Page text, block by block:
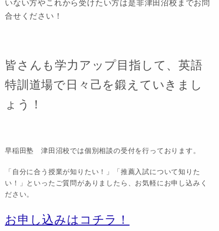
いない方やこれから受けたい方は是非津田沼校までお問
合せください！
皆さんも学力アップ目指して、英語
特訓道場で日々己を鍛えていきまし
ょう！
早稲田塾 津田沼校では個別相談の受付を行っております。
「自分に合う授業が知りたい！」「推薦入試について知りた
い！」といったご質問がありましたら、お気軽にお申し込みく
ださい。
お申し込みはコチラ！